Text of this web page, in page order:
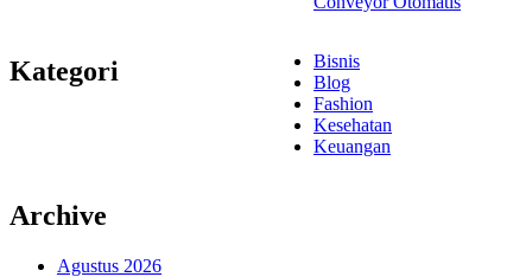
Kategori
Bisnis
Blog
Fashion
Kesehatan
Keuangan
Archive
Agustus 2026